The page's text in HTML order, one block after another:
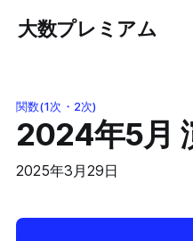
大数プレミアム
関数(1次・2次)
2024年5月
2025年3月29日